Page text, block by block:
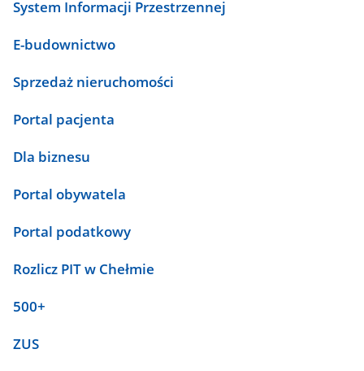
System Informacji Przestrzennej
E-budownictwo
Sprzedaż nieruchomości
Portal pacjenta
Dla biznesu
Portal obywatela
Portal podatkowy
Rozlicz PIT w Chełmie
500+
ZUS